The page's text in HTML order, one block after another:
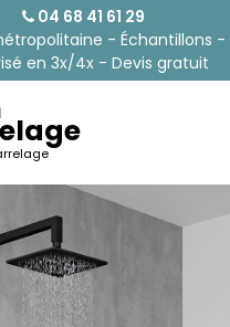
04 68 41 61 29
- Échantillons
en 3x/4x - Devis gratuit